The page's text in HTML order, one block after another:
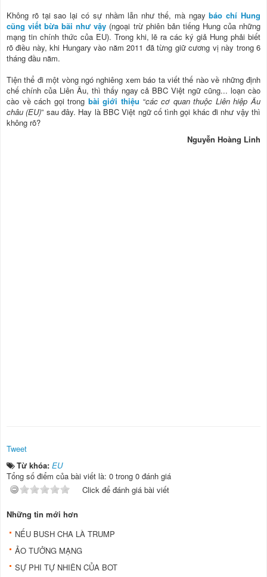
Không rõ tại sao lại có sự nhầm lẫn như thế, mà ngaybáo chí Hung
cũng viết bừa bãi như vậy (ngoại trừ phiên bản tiếng Hung của những
mạng tin chính thức của EU). Trong khi, lẽ ra các ký giả Hung phải biết
rõ điều này, khi Hungary vào năm 2011 đã từng giữ cương vị này trong 6
tháng đầu năm.
Tiện thể đi một vòng ngó nghiêng xem báo ta viết thế nào về những định
chế chính của Liên Âu, thì thấy ngay cả BBC Việt ngữ cũng... loạn cào
cào về cách gọi trong bài giới thiệu “các cơ quan thuộc Liên hiệp Âu
châu (EU)” sau đây. Hay là BBC Việt ngữ cố tình gọi khác đi như vậy thì
không rõ?
Nguyễn Hoàng Linh
Tweet
Từ khóa: EU
Tổng số điểm của bài viết là: 0 trong 0 đánh giá
Click để đánh giá bài viết
Những tin mới hơn
NẾU BUSH CHA LÀ TRUMP
ẢO TƯỞNG MẠNG
SỰ PHI TỰ NHIÊN CỦA BOT